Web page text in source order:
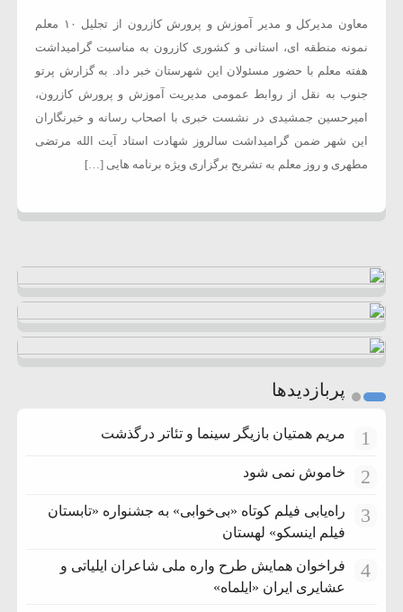
معاون مدیرکل و مدیر آموزش و پرورش کازرون از تجلیل ۱۰ معلم
نمونه منطقه ای، استانی و کشوری کازرون به مناسبت گرامیداشت
هفته معلم با حضور مسئولان این شهرستان خبر داد. به گزارش پرتو
جنوب به نقل از روابط عمومی مدیریت آموزش و پرورش کازرون،
امیرحسین جمشیدی در نشست خبری با اصحاب رسانه و خبرنگاران
این شهر ضمن گرامیداشت سالروز شهادت استاد آیت الله مرتضی
مطهری و روز معلم به تشریح برگزاری ویژه برنامه هایی […]
پربازدیدها
1 مریم همتیان بازیگر سینما و تئاتر درگذشت
2 خاموش نمی شود
3
راه‌یابی فیلم کوتاه «بی‌خوابی» به جشنواره «تابستان
فیلم اینسکو» لهستان
4
فراخوان همایش طرح واره ملی شاعران ایلیاتی و
عشایری ایران «ایلماه»